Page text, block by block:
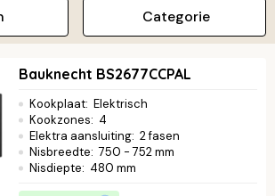
zet je zonder moeite de lekkerste
zelf het gemak en de elegantie van
jouw keuken een plek waar je elke dag
Categorie
Bauknecht BS2677CCPAL
Kookplaat: Elektrisch
Kookzones: 4
Elektra aansluiting: 2 fasen
Nisbreedte: 750 - 752 mm
Nisdiepte: 480 mm